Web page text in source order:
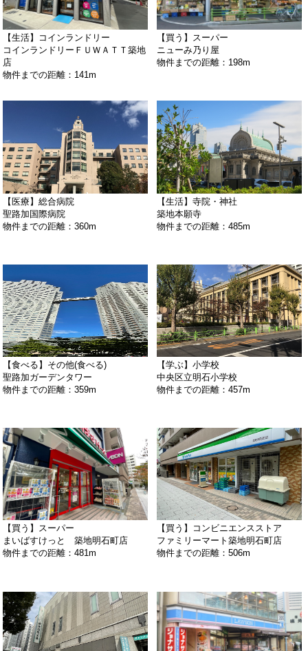
【生活】コインランドリー
コインランドリーＦＵＷＡＴＴ築地
店
物件までの距離：141m
【買う】スーパー
ニューみ乃り屋
物件までの距離：198m
【医療】総合病院
聖路加国際病院
物件までの距離：360m
【生活】寺院・神社
築地本願寺
物件までの距離：485m
【食べる】その他(食べる)
聖路加ガーデンタワー
物件までの距離：359m
【学ぶ】小学校
中央区立明石小学校
物件までの距離：457m
【買う】スーパー
まいばすけっと 築地明石町店
物件までの距離：481m
【買う】コンビニエンスストア
ファミリーマート築地明石町店
物件までの距離：506m